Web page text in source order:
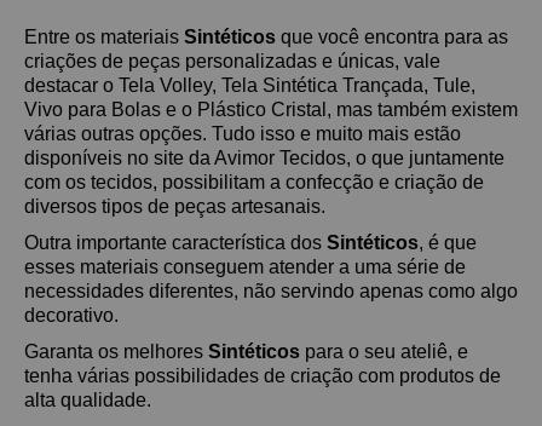
Entre os materiais Sintéticos que você encontra para as
criações de peças personalizadas e únicas, vale
destacar o Tela Volley, Tela Sintética Trançada, Tule,
Vivo para Bolas e o Plástico Cristal, mas também existem
várias outras opções. Tudo isso e muito mais estão
disponíveis no site da Avimor Tecidos, o que juntamente
com os tecidos, possibilitam a confecção e criação de
diversos tipos de peças artesanais.
Outra importante característica dos Sintéticos, é que
esses materiais conseguem atender a uma série de
necessidades diferentes, não servindo apenas como algo
decorativo.
Garanta os melhores Sintéticos para o seu ateliê, e
tenha várias possibilidades de criação com produtos de
alta qualidade.